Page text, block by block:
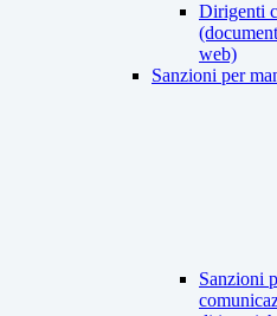
Dirigenti
web)
Sanzioni per
Sanzioni